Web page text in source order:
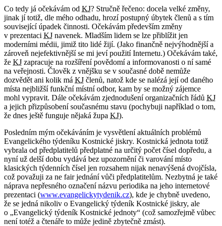
Co tedy já očekávám od KJ? Stručně řečeno: docela velké změny,
jinak jí totiž, dle mého odhadu, hrozí postupný úbytek členů a s tím
související úpadek činnosti. Očekávám především změny
v prezentaci KJ navenek. Mladším lidem se lze přiblížit jen
moderními médii, jimiž tito lidé žijí. (Jako finančně nejvýhodnější a
zároveň nejefektivnější se mi jeví použití Internetu.) Očekávám také,
že KJ zapracuje na rozšíření povědomí a informovanosti o ní samé
na veřejnosti. Člověk z vnějšku se v současné době nemůže
dozvědět ani kolik má KJ členů, natož kde se nalézá její od daného
místa nejbližší funkční místní odbor, kam by se možný zájemce
mohl vypravit. Dále očekávám zjednodušení organizačních řádů KJ
a jejich přizpůsobení současnému stavu (pochybuji například o tom,
že dnes ještě funguje nějaká župa KJ).
Posledním mým očekáváním je vysvětlení aktuálních problémů
Evangelického týdeníku Kostnické jiskry. Kostnická jednota totiž
vybrala od předplatitelů předplatné na určitý počet čísel dopředu, a
nyní už delší dobu vydává bez upozornění či varování místo
klasických týdenních čísel jen rozsahem nijak nenavýšená dvojčísla,
což považuji za ne fair jednání vůči předplatitelům. Nezbytná je také
náprava nepřesného označení názvu periodika na jeho internetové
prezentaci (www.evangelickytydenik.cz), kde je chybně uvedeno,
že se jedná nikoliv o Evangelický týdeník Kostnické jiskry, ale
o „Evangelický týdeník Kostnické jednoty“ (což samozřejmě vůbec
není totéž a čtenáře to může jedině zbytečně zmást).